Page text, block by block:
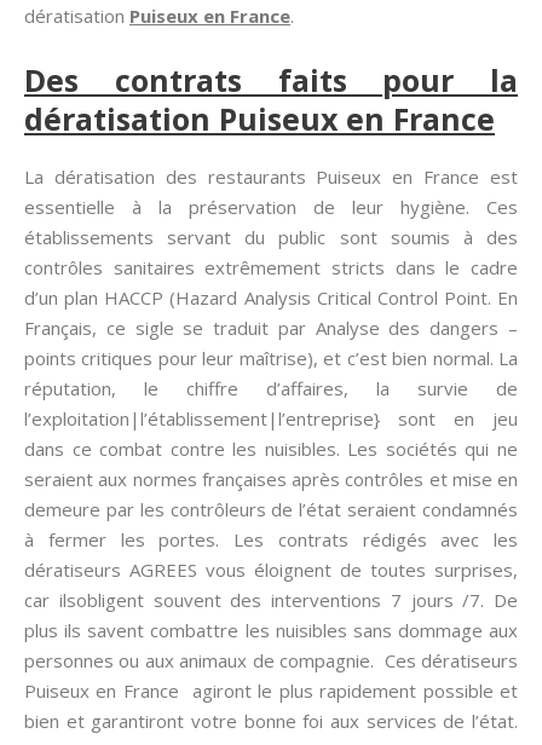
dératisation Puiseux en France.
Des contrats faits pour la
dératisation Puiseux en France
La dératisation des restaurants Puiseux en France est
essentielle à la préservation de leur hygiène. Ces
établissements servant du public sont soumis à des
contrôles sanitaires extrêmement stricts dans le cadre
d’un plan HACCP (Hazard Analysis Critical Control Point. En
Français, ce sigle se traduit par Analyse des dangers –
points critiques pour leur maîtrise), et c’est bien normal. La
réputation, le chiffre d’affaires, la survie de
l’exploitation|l’établissement|l’entreprise} sont en jeu
dans ce combat contre les nuisibles. Les sociétés qui ne
seraient aux normes françaises après contrôles et mise en
demeure par les contrôleurs de l’état seraient condamnés
à fermer les portes. Les contrats rédigés avec les
dératiseurs AGREES vous éloignent de toutes surprises,
car ilsobligent souvent des interventions 7 jours /7. De
plus ils savent combattre les nuisibles sans dommage aux
personnes ou aux animaux de compagnie. Ces dératiseurs
Puiseux en France agiront le plus rapidement possible et
bien et garantiront votre bonne foi aux services de l’état.